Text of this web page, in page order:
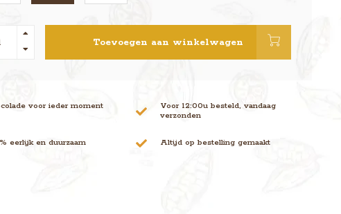
Toevoegen aan winkelwagen
voor ieder moment
Voor 12:00u besteld, vandaag
verzonden
eerlijk en duurzaam Altijd op bestelling gemaakt